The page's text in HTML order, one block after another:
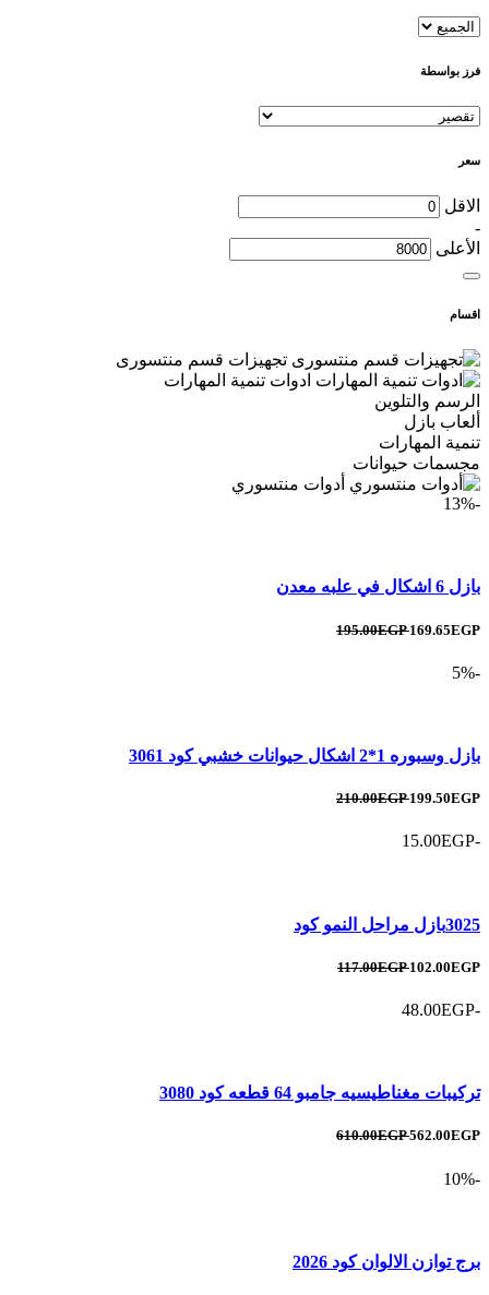
فرز بواسطة
سعر
الاقل
-
الأعلى
اقسام
تجهيزات قسم منتسورى
ادوات تنمية المهارات
الرسم والتلوين
ألعاب بازل
تنمية المهارات
مجسمات حيوانات
أدوات منتسوري
-13%
بازل 6 اشكال في علبه معدن
195.00EGP169.65EGP
-5%
بازل وسبوره 1*2 اشكال حيوانات خشبي كود 3061
210.00EGP199.50EGP
-15.00EGP
3025بازل مراحل النمو كود
117.00EGP102.00EGP
-48.00EGP
تركيبات مغناطيسيه جامبو 64 قطعه كود 3080
610.00EGP562.00EGP
-10%
برج توازن الالوان كود 2026